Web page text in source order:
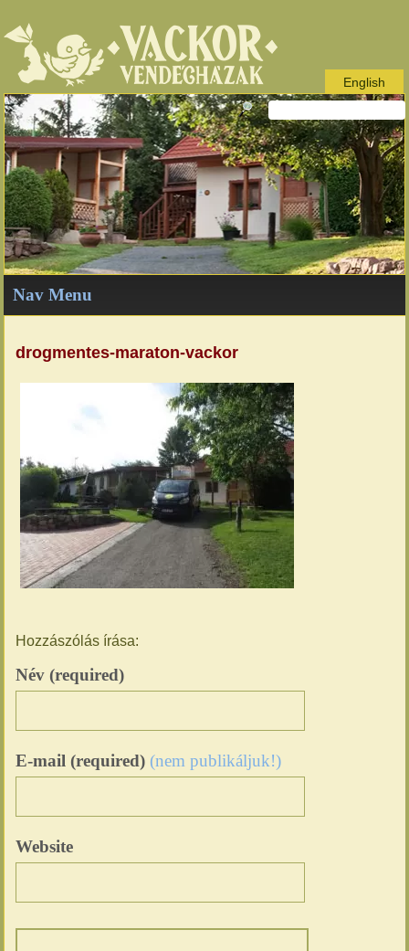
English
Nav Menu
drogmentes-maraton-vackor
Hozzászólás írása:
Név (required)
E-mail (required) (nem publikáljuk!)
Website